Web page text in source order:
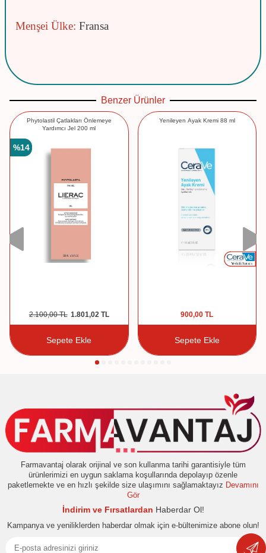
Menşei Ülke: Fransa
Benzer Ürünler
Phytolastil Çatlakları Önlemeye
Yardımcı Jel 200 ml
%14
2.100,00TL 1.801,02TL
Sepete Ekle
Yenileyen Ayak Kremi 88 ml
900,00 TL
Sepete Ekle
Farmavantaj olarak orijinal ve son kullanma tarihi garantisiyle tüm
ürünlerimizi en uygun saklama koşullarında depolayıp özenle
paketlemekte ve en hızlı şekilde size ulaşımını sağlamaktayız Devamını
Gör
İndirim ve Fırsatlardan Haberdar Ol!
Kampanya ve yeniliklerden haberdar olmak için e-bültenimize abone olun!